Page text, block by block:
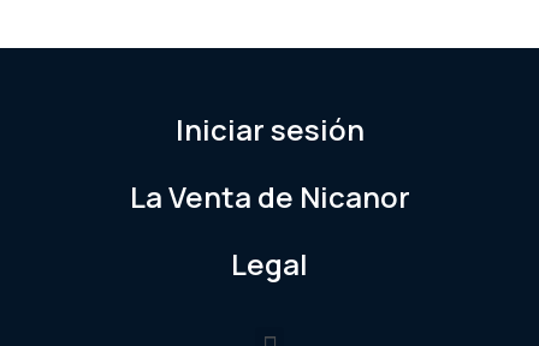
Iniciar sesión
La Venta de Nicanor
Legal